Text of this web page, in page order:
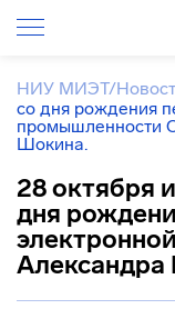
НИУ МИЭТ/
со дня рождения
промышленности
Шокина.
28 октября
дня